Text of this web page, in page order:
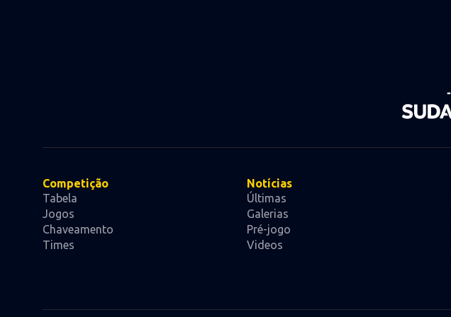
Competição
Tabela
Jogos
Chaveamento
Times
Notícias
Últimas
Galerias
Pré-jogo
Videos